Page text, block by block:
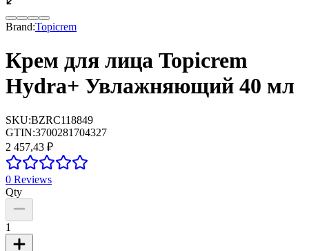
Brand:Topicrem
Крем для лица Topicrem
Hydra+ Увлажняющий 40 мл
SKU:BZRC118849
GTIN:3700281704327
2 457,43 ₽
0 Reviews
Qty
1